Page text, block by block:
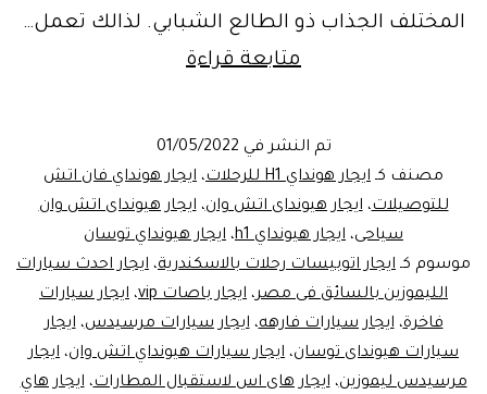
المختلف الجذاب ذو الطالع الشبابي. لذالك تعمل…
متابعة قراءةأجراحدث
النترا2022
تم النشر في 01/05/2022
مصنف كـ ايجار هونداي H1 للرحلات ، ايجار هونداي فان اتش
للتوصيلات،ايجار هيونداى اتش وان،ايجار هيونداى اتش وان
سياحى، ايجار هيونداي h1 ، ايجار هيونداي توسان
موسوم كـ ايجار اتوبيسات رحلات بالاسكندرية، ايجار احدث سيارات
الليموزين بالسائق فى مصر، ايجار باصات vip ، ايجار سيارات
فاخرة،ايجار سيارات فارهه،ايجار سيارات مرسيدس،ايجار
سيارات هيونداى توسان، ايجار سيارات هيونداي اتش وان، ايجار
مرسيدس ليموزين،ايجار هاى اس لاستقبال المطارات،ايجار هاي